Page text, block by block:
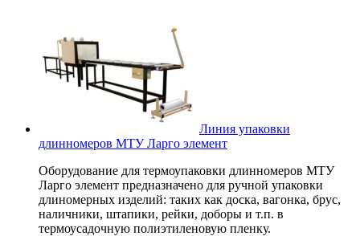
Линия упаковки
длинномеров МТУ Ларго элемент
Оборудование для термоупаковки длинномеров МТУ
Ларго элемент предназначено для ручной упаковки
длиномерных изделий: таких как доска, вагонка, брус,
наличники, штапики, рейки, доборы и т.п. в
термоусадочную полиэтиленовую пленку.